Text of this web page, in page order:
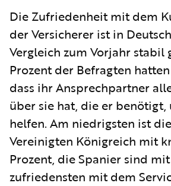
Die Zufriedenheit mit dem
der Versicherer ist in
Vergleich zum Vorjahr stabil
Prozent der Befragten
dass ihr Ansprechpartner
über sie hat, die er benötigt,
helfen. Am niedrigsten ist
Vereinigten Königreich mit
Prozent, die Spanier sind
zufriedensten mit dem